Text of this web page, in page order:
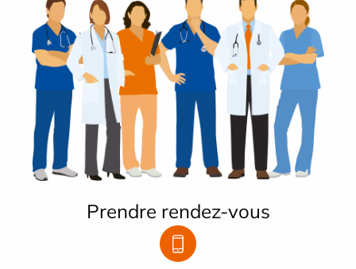
Prendre rendez-vous